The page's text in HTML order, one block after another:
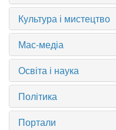
Культура і мистецтво
Мас-медіа
Освіта і наука
Політика
Портали